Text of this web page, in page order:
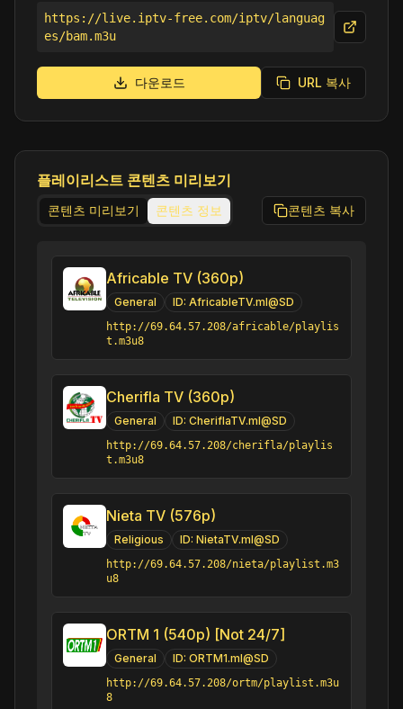
https://live.iptv-free.com/iptv/languag
es/bam.m3u
다운로드 URL 복사
플레이리스트 콘텐츠 미리보기
콘텐츠 미리보기 콘텐츠 정보 콘텐츠 복사
Africable TV (360p)
General ID: AfricableTV.ml@SD
http://69.64.57.208/africable/playlis
t.m3u8
Cherifla TV (360p)
General ID: CheriflaTV.ml@SD
http://69.64.57.208/cherifla/playlis
t.m3u8
Nieta TV (576p)
Religious ID: NietaTV.ml@SD
http://69.64.57.208/nieta/playlist.m3
u8
ORTM 1 (540p) [Not 24/7]
General ID: ORTM1.ml@SD
http://69.64.57.208/ortm/playlist.m3u
8